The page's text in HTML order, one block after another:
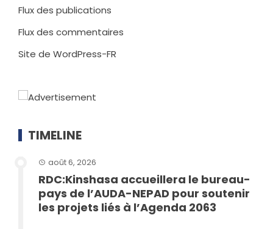
Flux des publications
Flux des commentaires
Site de WordPress-FR
TIMELINE
août 6, 2026
RDC:Kinshasa accueillera le bureau-
pays de l’AUDA-NEPAD pour soutenir
les projets liés à l’Agenda 2063